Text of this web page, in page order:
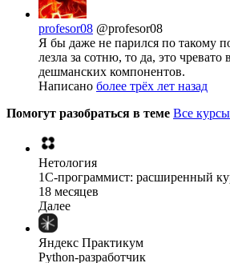
profesor08 @profesor08
Я бы даже не парился по такому
лезла за сотню, то да, это
дешманских компонентов.
Написано более трёх лет назад
Помогут разобраться в теме Все курсы
Нетология
1C-программист: расширенный
18 месяцев
Далее
Яндекс Практикум
Python-разработчик